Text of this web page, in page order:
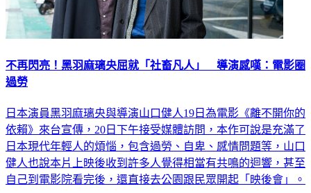
不再閃亮！黑羽麻璃央屈就「社畜凡人」 導演感嘆：電影圈
過勞
日本演員黑羽麻璃央與導演山口健人19日為電影《離不開你的
依賴》來台宣傳，20日下午接受媒體訪問，本作可說是充滿了
日本現代年輕人的煩惱，包含過勞、自卑、感情問題等，山口
健人也說本片上映後收到許多人覺得相當有共鳴的迴響，甚至
自己到電影院看完後，還直接去公園跟民眾開起「映後會」。